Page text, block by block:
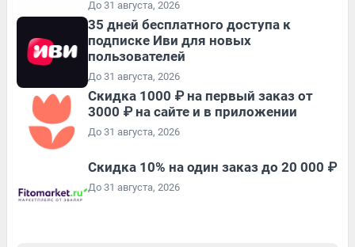
До 31 августа, 2026
35 дней бесплатного доступа к
подписке Иви для новых
пользователей
До 31 августа, 2026
Скидка 1000 ₽ на первый заказ от
3000 ₽ на сайте и в приложении
До 31 августа, 2026
Скидка 10% на один заказ до 20 000 ₽
До 31 августа, 2026